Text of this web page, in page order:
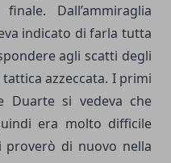
Dall’ammiraglia
indicato di farla tutta
agli scatti degli
azzeccata. I primi
Duarte si vedeva che
era molto difficile
di nuovo nella